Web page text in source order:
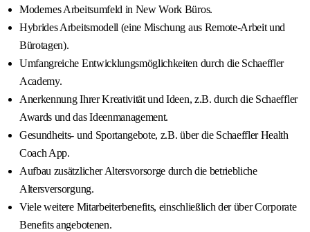
Modernes Arbeitsumfeld in New Work Büros.
Hybrides Arbeitsmodell (eine Mischung aus Remote-Arbeit und
Bürotagen).
Umfangreiche Entwicklungsmöglichkeiten durch die Schaeffler
Academy.
Anerkennung Ihrer Kreativität und Ideen, z.B. durch die Schaeffler
Awards und das Ideenmanagement.
Gesundheits- und Sportangebote, z.B. über die Schaeffler Health
Coach App.
Aufbau zusätzlicher Altersvorsorge durch die betriebliche
Altersversorgung.
Viele weitere Mitarbeiterbenefits, einschließlich der über Corporate
Benefits angebotenen.